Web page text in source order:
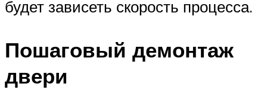
будет зависеть скорость процесса.
Пошаговый демонтаж
двери